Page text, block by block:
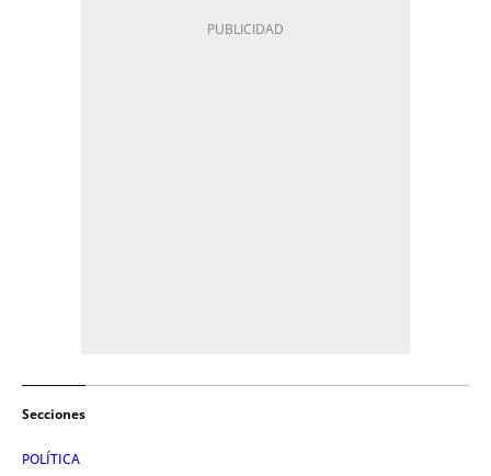
Secciones
POLÍTICA